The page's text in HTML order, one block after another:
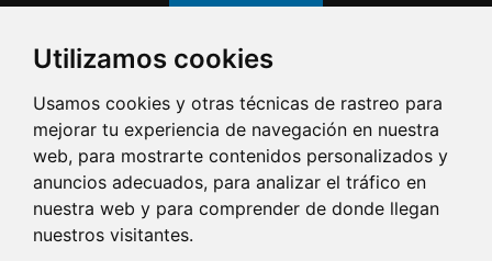
Utilizamos cookies
Usamos cookies y otras técnicas de rastreo para
mejorar tu experiencia de navegación en nuestra
web, para mostrarte contenidos personalizados y
anuncios adecuados, para analizar el tráfico en
nuestra web y para comprender de donde llegan
nuestros visitantes.